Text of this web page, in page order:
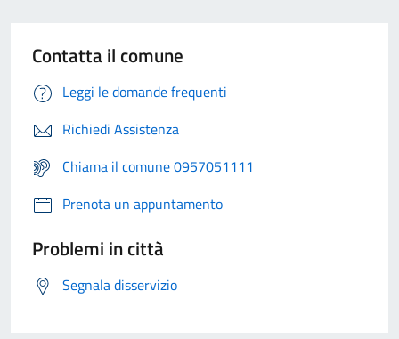
Contatta il comune
Leggi le domande frequenti
Richiedi Assistenza
Chiama il comune 0957051111
Prenota un appuntamento
Problemi in città
Segnala disservizio